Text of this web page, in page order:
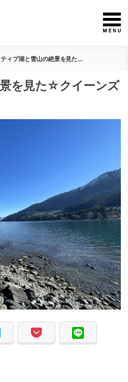
ィプ湖と雪山の絶景を見た...
を見た☆クイーンズ